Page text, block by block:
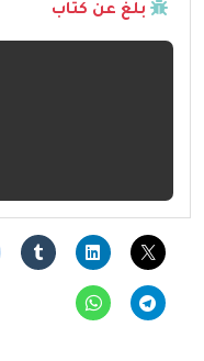
بلّغ عن كتاب